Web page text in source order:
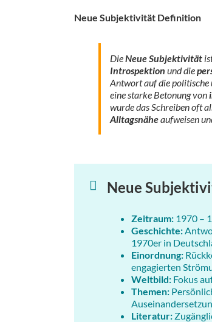
Neue Subjektivität Definition
DieNeue Subjektivität
Introspektion und die
Antwort auf die politische
eine starke Betonung von
wurde das Schreiben oft
Alltagsnäheaufweisen
Neue
Zeitraum:1970 –
Geschichte:
1970er in
Einordnung:
engagierten
Weltbild:Fokus
Themen:
Literatur: